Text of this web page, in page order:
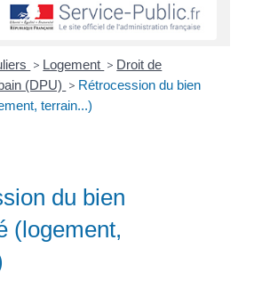
> Logement > Droit de
(DPU) > Rétrocession du bien
terrain...)
du bien
(logement,